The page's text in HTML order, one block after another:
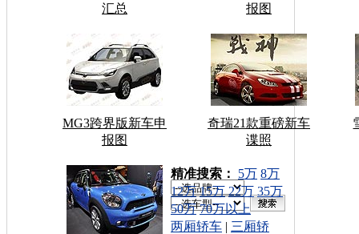
汇总
报图
MG3跨界版新车申
报图
奇瑞21款重磅新车
谍照
车型搜索：
精准搜索： 5万 8万
12万 15万 22万 35万
50万 70万以上
两厢轿车 | 三厢轿